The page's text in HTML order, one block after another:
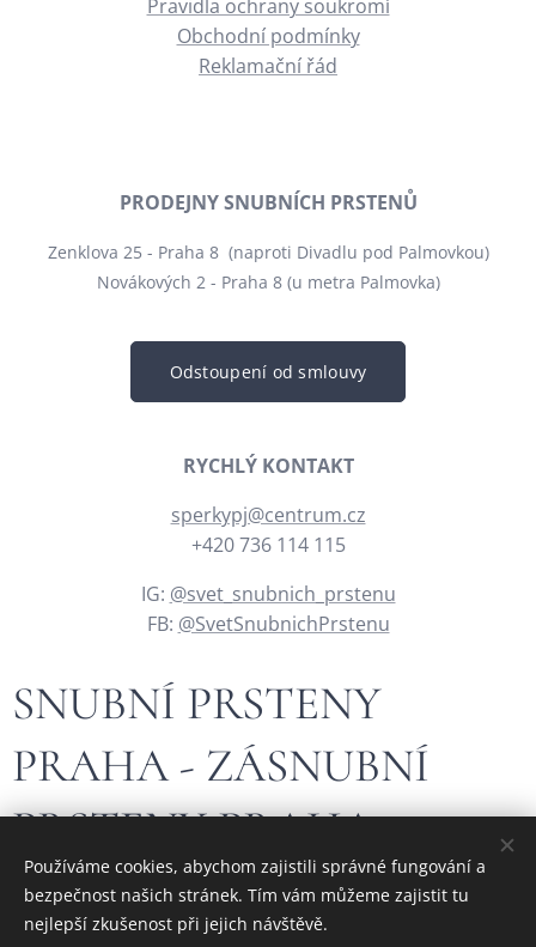
Pravidla ochrany soukromí
Obchodní podmínky
Reklamační řád
PRODEJNY SNUBNÍCH PRSTENŮ
Zenklova 25 - Praha 8 (naproti Divadlu pod Palmovkou)
Novákových 2 - Praha 8 (u metra Palmovka)
Odstoupení od smlouvy
RYCHLÝ KONTAKT
sperkypj@centrum.cz
+420 736 114 115
IG: @svet_snubnich_prstenu
FB: @SvetSnubnichPrstenu
SNUBNÍ PRSTENY
PRAHA - ZÁSNUBNÍ
PRSTENY PRAHA
Hledáte krásný, jedinečný nebo originální zlatý šperk?
Navštivte stránky našehorodinného českého zlatnictví - České
Používáme cookies, abychom zajistili správné fungování a
bezpečnost našich stránek. Tím vám můžeme zajistit tu
nejlepší zkušenost při jejich návštěvě.